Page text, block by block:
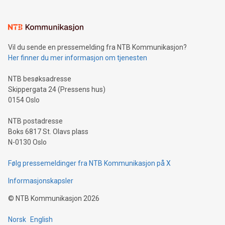
mining.Sound Money: Discover how tamper-proof currency
neutral payment systems support humanitarian
projects.Carbon Footprint: Compare Bitcoin's environmental
event and dive into the critical topics of Bitcoin
Vil du sende en pressemelding fra NTB Kommunikasjon?
Her finner du mer informasjon om tjenesten
NTB besøksadresse
Skippergata 24 (Pressens hus)
0154 Oslo
NTB postadresse
Boks 6817 St. Olavs plass
N-0130 Oslo
Følg pressemeldinger fra NTB Kommunikasjon på X
Informasjonskapsler
© NTB Kommunikasjon 2026
Norsk English